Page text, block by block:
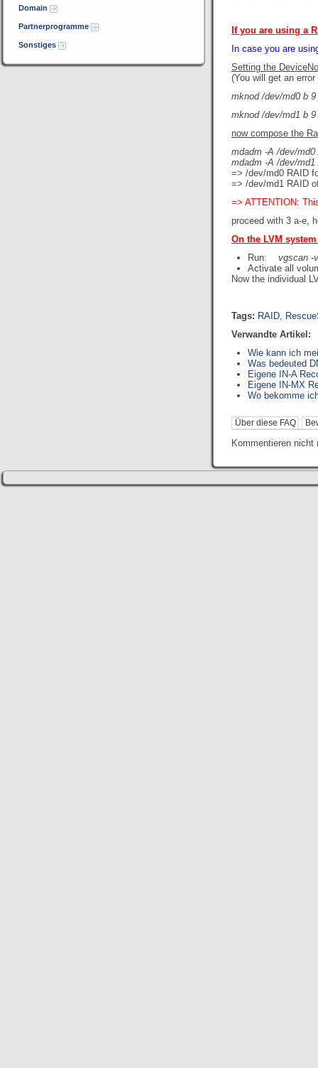
Domain
Partnerprogramme
Sonstiges
If you are using a
In case you are
Setting the
(You will get an
mknod /dev/md0 b
mknod /dev/md1 b 9
now compose the
mdadm -A /dev/
mdadm -A /dev/
=> /dev/md0 RAID
=> /dev/md1 RAID
=> ATTENTION:
proceed with 3 a-e,
On the LVM
Run:vgscan -
Activate all
Now the individual
Tags: RAID,
Verwandte Artikel:
Wie kann ich
Was bedeuted
Eigene IN-A
Eigene IN-MX
Wo bekomme
Über diese FAQ
Kommentieren nicht